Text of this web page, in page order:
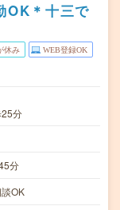
OK＊十三で
休み WEB登録OK
分
分
OK